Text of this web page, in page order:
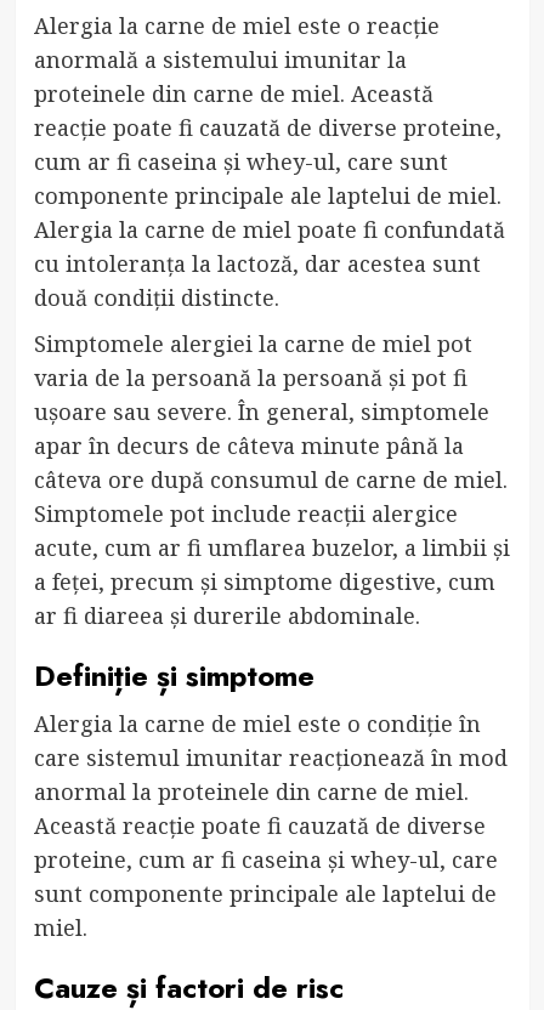
Alergia la carne de miel este o reacție
anormală a sistemului imunitar la
proteinele din carne de miel. Această
reacție poate fi cauzată de diverse proteine,
cum ar fi caseina și whey-ul, care sunt
componente principale ale laptelui de miel.
Alergia la carne de miel poate fi confundată
cu intoleranța la lactoză, dar acestea sunt
două condiții distincte.
Simptomele alergiei la carne de miel pot
varia de la persoană la persoană și pot fi
ușoare sau severe. În general, simptomele
apar în decurs de câteva minute până la
câteva ore după consumul de carne de miel.
Simptomele pot include reacții alergice
acute, cum ar fi umflarea buzelor, a limbii și
a feței, precum și simptome digestive, cum
ar fi diareea și durerile abdominale.
Definiție și simptome
Alergia la carne de miel este o condiție în
care sistemul imunitar reacționează în mod
anormal la proteinele din carne de miel.
Această reacție poate fi cauzată de diverse
proteine, cum ar fi caseina și whey-ul, care
sunt componente principale ale laptelui de
miel.
Cauze și factori de risc